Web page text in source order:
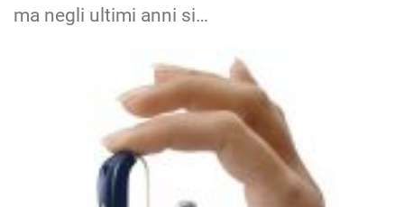
ma negli ultimi anni si…